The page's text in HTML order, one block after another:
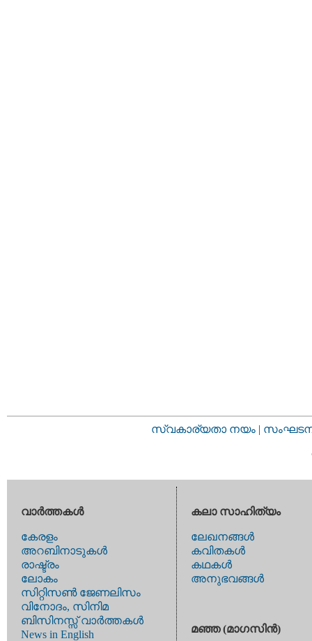
സ്വകാര്യതാ നയം |
വാര്‍ത്തകള്‍
കേരളം
അറബിനാടുകള്‍
രാഷ്ട്രം
ലോകം
സിറ്റിസണ്‍ ജേണലിസം
വിനോദം, സിനിമ
ബിസിനസ്സ് വാര്‍ത്തകള്‍
News in English
കലാ സാഹിത്യം
ലേഖനങ്ങള്‍
കവിതകള്‍
കഥകള്‍
അനുഭവങ്ങള്‍
മഞ്ഞ (മാഗസിന്‍)